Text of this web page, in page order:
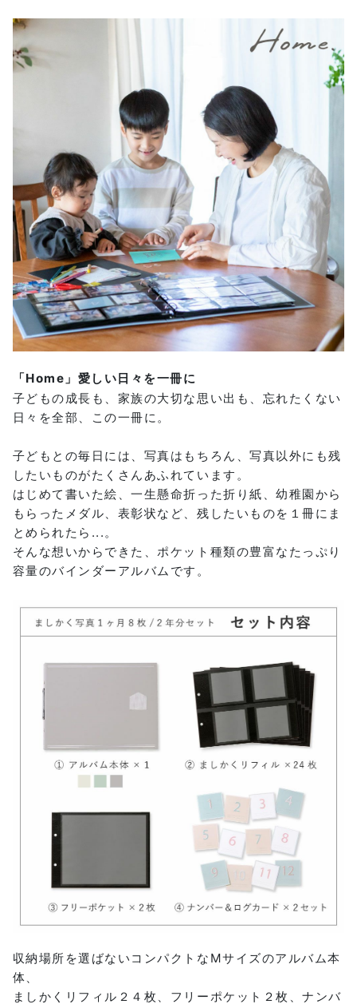
「Home」愛しい日々を一冊に
子どもの成長も、家族の大切な思い出も、忘れたくない
日々を全部、この一冊に。
子どもとの毎日には、写真はもちろん、写真以外にも残
したいものがたくさんあふれています。
はじめて書いた絵、一生懸命折った折り紙、幼稚園から
もらったメダル、表彰状など、残したいものを１冊にま
とめられたら...。
そんな想いからできた、ポケット種類の豊富なたっぷり
容量のバインダーアルバムです。
収納場所を選ばないコンパクトなMサイズのアルバム本
体、
ましかくリフィル２４枚、フリーポケット２枚、ナンバ